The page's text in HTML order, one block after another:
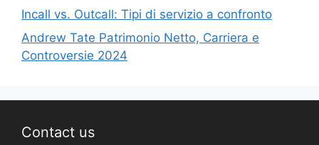
Incall vs. Outcall: Tipi di servizio a confronto
Andrew Tate Patrimonio Netto, Carriera e
Controversie 2024
Contact us